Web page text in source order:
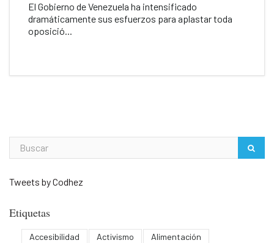
El Gobierno de Venezuela ha intensificado
dramáticamente sus esfuerzos para aplastar toda
oposició...
Tweets by Codhez
Etiquetas
Accesibilidad Activismo
Alimentación